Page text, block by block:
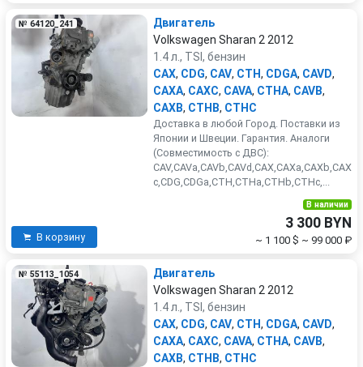
№ 64120_241
Двигатель
Volkswagen Sharan 2 2012
1.4 л., TSI, бензин
CAX, CDG, CAV, CTH, CDGA, CAVD,
CAXA, CAXC, CAVA, CTHA, CAVB,
CAXB, CTHB, CTHC
Доставка в любой Город. Поставки из
Японии и Швеции. Гарантия. Аналоги
(Совместимость с ДВС):
CAV,CAVa,CAVb,CAVd,CAX,CAXa,CAXb,CAX
c,CDG,CDGa,CTH,CTHa,CTHb,CTHc,...
В корзину
В наличии
3 300 BYN
~ 1 100 $ ~ 99 000 ₽
№ 55113_1054
Двигатель
Volkswagen Sharan 2 2012
1.4 л., TSI, бензин
CAX, CDG, CAV, CTH, CDGA, CAVD,
CAXA, CAXC, CAVA, CTHA, CAVB,
CAXB, CTHB, CTHC